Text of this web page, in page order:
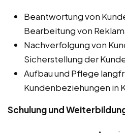
Beantwortung von
Bearbeitung von
Nachverfolgung von
Sicherstellung der
Aufbau und Pflege
Kundenbeziehungen in
Schulung und